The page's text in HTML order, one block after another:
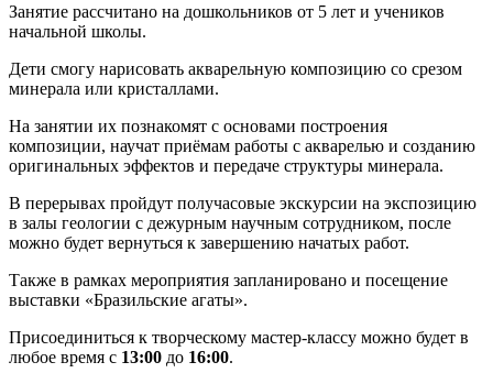
Занятие рассчитано на дошкольников от 5 лет и учеников
начальной школы.
Дети смогу нарисовать акварельную композицию со срезом
минерала или кристаллами.
На занятии их познакомят с основами построения
композиции, научат приёмам работы с акварелью и созданию
оригинальных эффектов и передаче структуры минерала.
В перерывах пройдут получасовые экскурсии на экспозицию
в залы геологии с дежурным научным сотрудником, после
можно будет вернуться к завершению начатых работ.
Также в рамках мероприятия запланировано и посещение
выставки «Бразильские агаты».
Присоединиться к творческому мастер-классу можно будет в
любое время с 13:00 до 16:00.